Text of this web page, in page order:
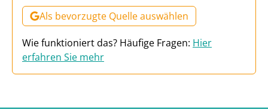
Als bevorzugte Quelle auswählen
Wie funktioniert das? Häufige Fragen: Hier
erfahren Sie mehr